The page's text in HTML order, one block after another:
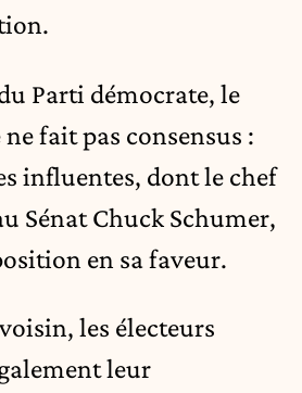
Parti démocrate, le
fait pas consensus :
influentes, dont le chef
Sénat Chuck Schumer,
en sa faveur.
les électeurs
leur